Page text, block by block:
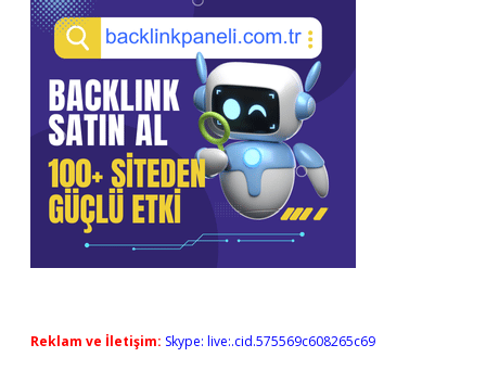
Reklam ve İletişim: Skype: live:.cid.575569c608265c69